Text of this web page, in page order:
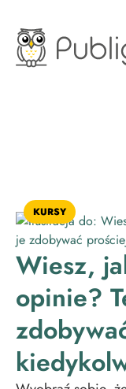
KURSY
Wiesz,
opinie?